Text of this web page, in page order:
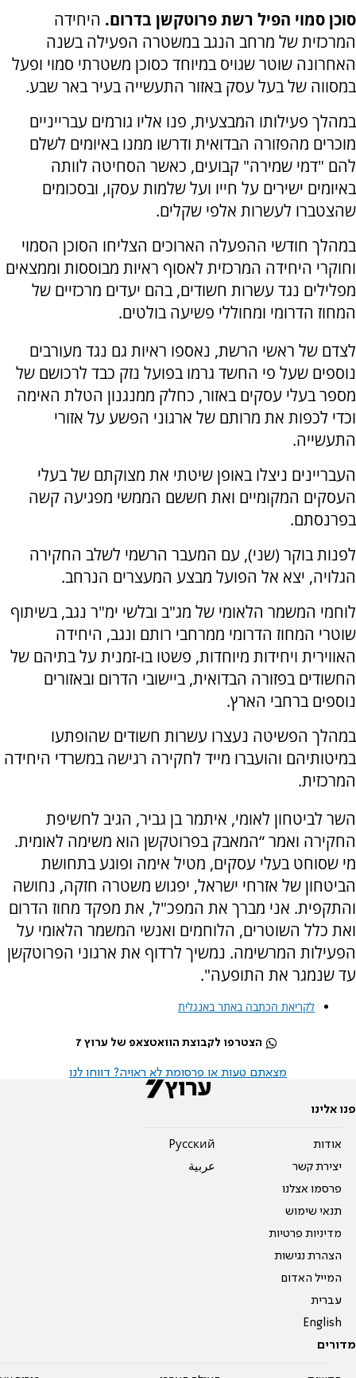
סוכן סמוי הפיל רשת פרוטקשן בדרום. היחידה
המרכזית של מרחב הנגב במשטרה הפעילה בשנה
האחרונה שוטר שגויס במיוחד כסוכן משטרתי סמוי ופעל
במסווה של בעל עסק באזור התעשייה בעיר באר שבע.
במהלך פעילותו המבצעית, פנו אליו גורמים עברייניים
מוכרים מהפזורה הבדואית ודרשו ממנו באיומים לשלם
להם "דמי שמירה" קבועים, כאשר הסחיטה לוותה
באיומים ישירים על חייו ועל שלמות עסקו, ובסכומים
שהצטברו לעשרות אלפי שקלים.
במהלך חודשי ההפעלה הארוכים הצליחו הסוכן הסמוי
וחוקרי היחידה המרכזית לאסוף ראיות מבוססות וממצאים
מפלילים נגד עשרות חשודים, בהם יעדים מרכזיים של
המחוז הדרומי ומחוללי פשיעה בולטים.
לצדם של ראשי הרשת, נאספו ראיות גם נגד מעורבים
נוספים שעל פי החשד גרמו בפועל נזק כבד לרכושם של
מספר בעלי עסקים באזור, כחלק ממנגנון הטלת האימה
וכדי לכפות את מרותם של ארגוני הפשע על אזורי
התעשייה.
העבריינים ניצלו באופן שיטתי את מצוקתם של בעלי
העסקים המקומיים ואת חששם הממשי מפגיעה קשה
בפרנסתם.
לפנות בוקר (שני), עם המעבר הרשמי לשלב החקירה
הגלויה, יצא אל הפועל מבצע המעצרים הנרחב.
לוחמי המשמר הלאומי של מג"ב ובלשי ימ"ר נגב, בשיתוף
שוטרי המחוז הדרומי ממרחבי רותם ונגב, היחידה
האווירית ויחידות מיוחדות, פשטו בו-זמנית על בתיהם של
החשודים בפזורה הבדואית, ביישובי הדרום ובאזורים
נוספים ברחבי הארץ.
במהלך הפשיטה נעצרו עשרות חשודים שהופתעו
במיטותיהם והועברו מייד לחקירה רגישה במשרדי היחידה
המרכזית.
השר לביטחון לאומי, איתמר בן גביר, הגיב לחשיפת
החקירה ואמר “המאבק בפרוטקשן הוא משימה לאומית.
מי שסוחט בעלי עסקים, מטיל אימה ופוגע בתחושת
הביטחון של אזרחי ישראל, יפגוש משטרה חזקה, נחושה
והתקפית. אני מברך את המפכ"ל, את מפקד מחוז הדרום
ואת כלל השוטרים, הלוחמים ואנשי המשמר הלאומי על
הפעילות המרשימה. נמשיך לרדוף את ארגוני הפרוטקשן
עד שנמגר את התופעה".
לקריאת הכתבה באתר באנגלית
הצטרפו לקבוצת הוואטצאפ של ערוץ 7
מצאתם טעות או פרסומת לא ראויה? דווחו לנו
פנו אלינו
אודות
יצירת קשר
פרסמו אצלנו
תנאי שימוש
מדיניות פרטיות
הצהרת נגישות
המייל האדום
עברית
English
Pусский
عربية
מדורים